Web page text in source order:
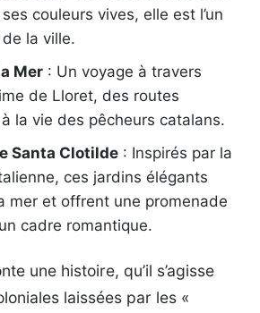
couleurs vives, elle est l’un
la ville.
Mer : Un voyage à travers
de Lloret, des routes
la vie des pêcheurs catalans.
Santa Clotilde : Inspirés par la
ces jardins élégants
mer et offrent une promenade
cadre romantique.
une histoire, qu’il s’agisse
laissées par les «